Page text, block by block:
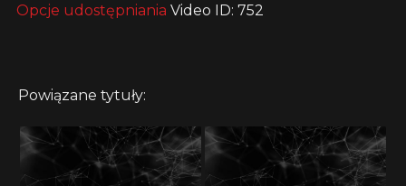
Opcje udostępniania Video ID: 752
Powiązane tytuły: